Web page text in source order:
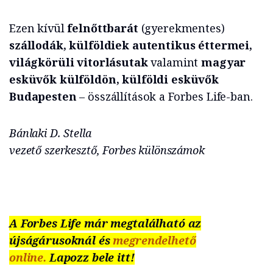
Ezen kívül felnőttbarát (gyerekmentes)
szállodák, külföldiek autentikus éttermei,
világkörüli vitorlásutakvalamintmagyar
esküvők külföldön, külföldi esküvők
Budapesten – összállítások a Forbes Life-ban.
Bánlaki D. Stella
vezető szerkesztő, Forbes különszámok
A Forbes Life már megtalálható az
újságárusoknál ésmegrendelhető
online. Lapozz bele itt!